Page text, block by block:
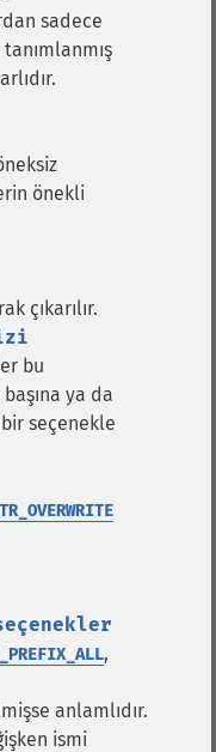
sadece
tanımlanmış
önekli
çıkarılır.
bu
ya da
seçenekle
,
anlamlıdır.
ismi